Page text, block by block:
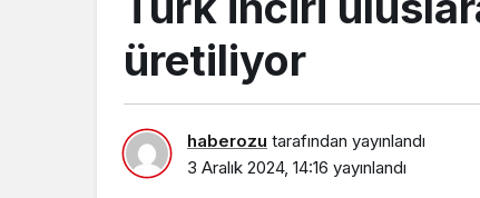
üretiliyor
haberozu tarafından yayınlandı
3 Aralık 2024, 14:16 yayınlandı